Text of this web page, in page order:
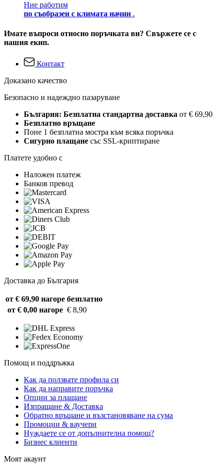
Ние работим
по съобразен с климата начин .
Имате въпроси относно поръчката ви? Свържете се с
нашия екип.
Контакт
Доказано качество
Безопасно и надеждно пазаруване
България: Безплатна стандартна доставка от € 69,90
Безплатно връщане
Поне 1 безплатна мостра към всяка поръчка
Сигурно плащане със SSL-криптиране
Платете удобно с
Наложен платеж
Банков превод
Доставка до България
от € 69,90 нагоре безплатно
от € 0,00 нагоре € 8,90
Помощ и поддръжка
Как да ползвате профила си
Как да направите поръчка
Опции за плащане
Изпращане & Доставка
Обратно връщане и възстановяване на сума
Промоции & ваучери
Нуждаете се от допълнителна помощ?
Бизнес клиенти
Моят акаунт